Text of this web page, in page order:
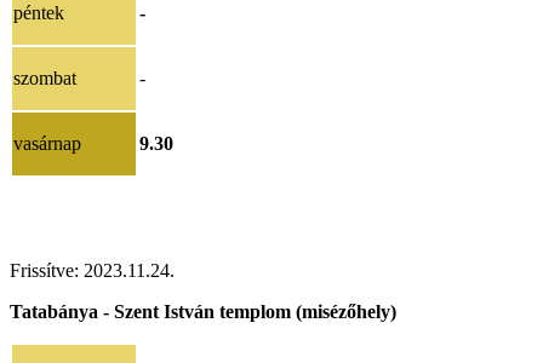
péntek -
szombat -
vasárnap 9.30
Frissítve: 2023.11.24.
Tatabánya - Szent István templom (misézőhely)